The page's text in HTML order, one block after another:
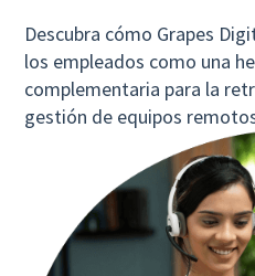
Descubra cómo Grapes
los empleados como una
complementaria para la
gestión de equipos